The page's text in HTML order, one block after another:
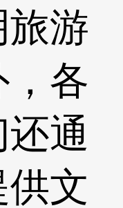
旅游
各
通
文